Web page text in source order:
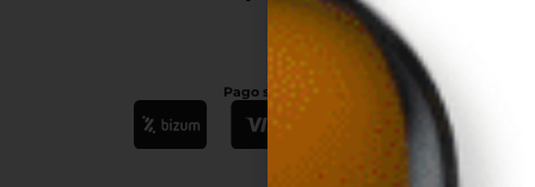
Pago seguro